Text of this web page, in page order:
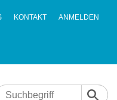
KONTAKT ANMELDEN